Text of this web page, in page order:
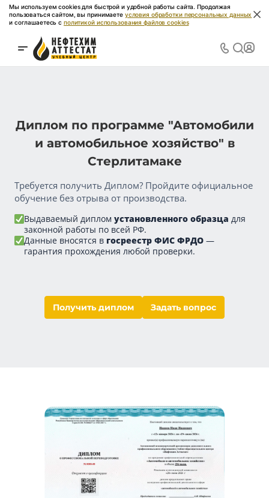
Мы используем cookies для быстрой и удобной работы сайта. Продолжая
пользоваться сайтом, вы принимаете условия обработки персональных данных
и соглашаетесь с политикой использования файлов cookies
Диплом по программе "Автомобили
и автомобильное хозяйство" в
Стерлитамаке
Требуется получить Диплом? Пройдите официальное
обучение без отрыва от производства.
Выдаваемый диплом установленного образца для
законной работы по всей РФ.
Данные вносятся в госреестр ФИС ФРДО —
гарантия прохождения любой проверки.
Получить диплом Задать вопрос